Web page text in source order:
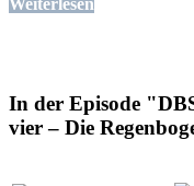
Weiterlesen
In der Episode
vier – Die